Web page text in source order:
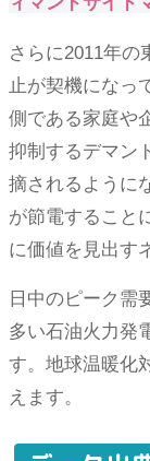
さらに2011年の
止が契機になっ
側である家庭や
抑制するデマン
摘されるように
が節電すること
に価値を見出す
日中のピーク需
多い石油火力発
す。地球温暖化
えます。